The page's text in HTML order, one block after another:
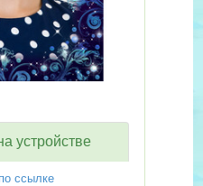
устройстве
ссылке